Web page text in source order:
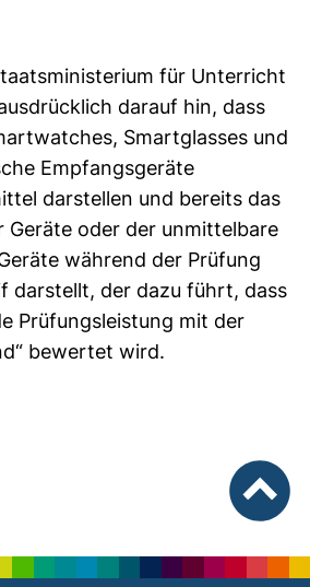
für Unterricht
darauf hin, dass
Smartglasses und
Empfangsgeräte
darstellen und bereits das
Geräte oder der unmittelbare
während der Prüfung
darstellt, der dazu führt, dass
Prüfungsleistung mit der
bewertet wird.